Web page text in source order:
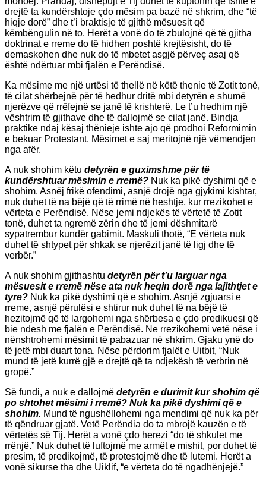
drejtë ta kundërshtoje çdo mësim pa bazë në shkrim, dhe “të
hiqje dorë” dhe t’i braktisje të gjithë mësuesit që
këmbëngulin në to. Herët a vonë do të zbulojnë që të gjitha
doktrinat e rreme do të hidhen poshtë krejtësisht, do të
demaskohen dhe nuk do të mbetet asgjë përveç asaj që
është ndërtuar mbi fjalën e Perëndisë.
Ka mësime me një urtësi të thellë në këtë thenie të Zotit tonë,
të cilat shërbejnë për të hedhur dritë mbi detyrën e shumë
njerëzve që rrëfejnë se janë të krishterë. Le t’u hedhim një
vështrim të gjithave dhe të dallojmë se cilat janë. Bindja
praktike ndaj kësaj thënieje ishte ajo që prodhoi Reformimin
e bekuar Protestant. Mësimet e saj meritojnë një vëmendjen
nga afër.
A nuk shohim këtu detyrën e guximshme për të
kundërshtuar mësimin e rremë? Nuk ka pikë dyshimi që e
shohim. Asnëj frikë ofendimi, asnjë drojë nga gjykimi kishtar,
nuk duhet të na bëjë që të rrimë në heshtje, kur rrezikohet e
vërteta e Perëndisë. Nëse jemi ndjekës të vërtetë të Zotit
tonë, duhet ta ngremë zërin dhe të jemi dëshmitarë
sypatrembur kundër gabimit. Maskuli thotë, “E vërteta nuk
duhet të shtypet për shkak se njerëzit janë të ligj dhe të
verbër.”
A nuk shohim gjithashtu detyrën për t’u larguar nga
mësuesit e rremë nëse ata nuk heqin dorë nga lajithtjet e
tyre? Nuk ka pikë dyshimi që e shohim. Asnjë zgjuarsi e
rreme, asnjë përulësi e shtirur nuk duhet të na bëjë të
hezitojmë që të largohemi nga shërbesa e çdo predikuesi që
bie ndesh me fjalën e Perëndisë. Ne rrezikohemi vetë nëse i
nënshtrohemi mësimit të pabazuar në shkrim. Gjaku ynë do
të jetë mbi duart tona. Nëse përdorim fjalët e Uitbit, “Nuk
mund të jetë kurrë gjë e drejtë që ta ndjekësh të verbrin në
gropë.”
Së fundi, a nuk e dallojmë detyrën e durimit kur shohim që
po shtohet mësimi i rremë? Nuk ka pikë dyshimi që e
shohim. Mund të ngushëllohemi nga mendimi që nuk ka për
të qëndruar gjatë. Vetë Perëndia do ta mbrojë kauzën e të
vërtetës së Tij. Herët a vonë çdo herezi “do të shkulet me
rrënjë.” Nuk duhet të luftojmë me armët e mishit, por duhet të
presim, të predikojmë, të protestojmë dhe të lutemi. Herët a
vonë sikurse tha dhe Uiklif, “e vërteta do të ngadhënjejë.”